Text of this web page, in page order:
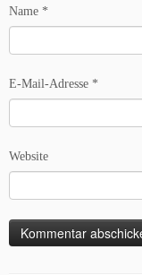
Name *
E-Mail-Adresse *
Website